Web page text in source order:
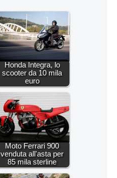
Honda Integra, lo
scooter da 10 mila
euro
Moto Ferrari 900
venduta all'asta per
85 mila sterline